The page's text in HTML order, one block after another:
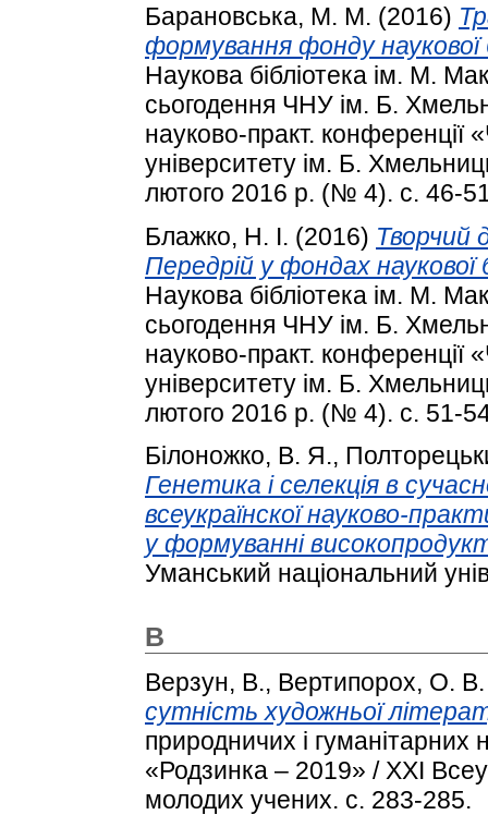
Барановська, М. М. (2016)
формування фонду
Наукова бібліотека ім. М.
сьогодення ЧНУ ім. Б.
науково-практ. конференції
університету ім. Б.
лютого 2016 р. (№ 4). с. 46-
Блажко, Н. І. (2016) Творчий
Передрій у фондах
Наукова бібліотека ім. М.
сьогодення ЧНУ ім. Б.
науково-практ. конференції
університету ім. Б.
лютого 2016 р. (№ 4). с. 51-
Білоножко, В. Я.,
Генетика і селекція в
всеукраїнскої науково-
у формуванні
Уманський національний
В
Верзун, В., Вертипорох, О. В.
сутність художньої
природничих і
«Родзинка – 2019» / XXI
молодих учених. с. 283-285.